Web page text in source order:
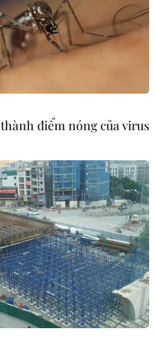
Các cầu thủ Hàn Quốc bị
cứng
Chiến thắng của Hà Lan
trước Mexico qua hình ảnh
3D
30/06/2014 03:51
điểm nóng của virus